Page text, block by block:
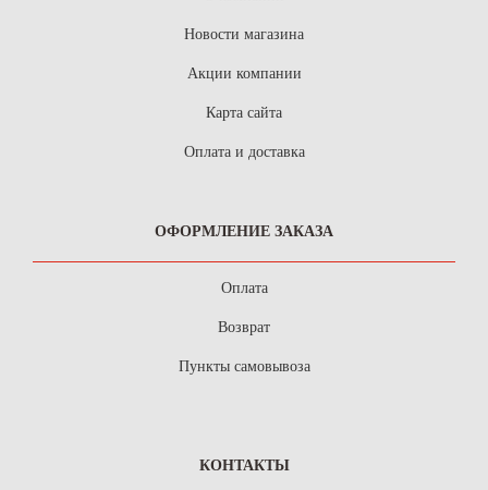
Новости магазина
Акции компании
Карта сайта
Оплата и доставка
ОФОРМЛЕНИЕ ЗАКАЗА
Оплата
Возврат
Пункты самовывоза
КОНТАКТЫ